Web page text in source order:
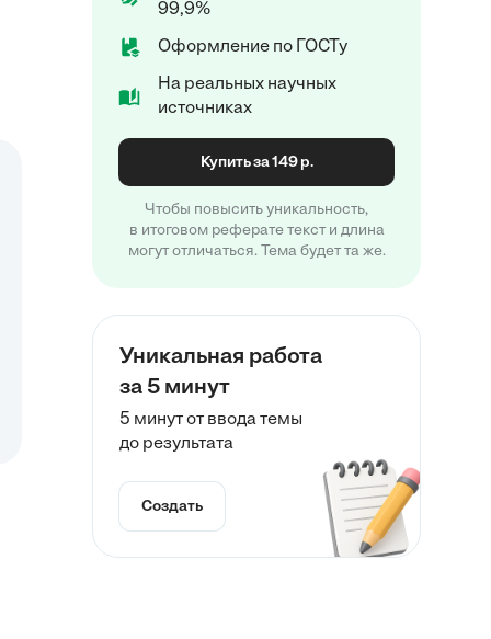
99,9%
Оформление по ГОСТу
На реальных научных
источниках
Купить за 149 р.
Чтобы повысить уникальность,
в итоговом реферате текст и длина
могут отличаться. Тема будет та же.
Уникальная работа
за 5 минут
5 минут от ввода темы
до результата
Создать